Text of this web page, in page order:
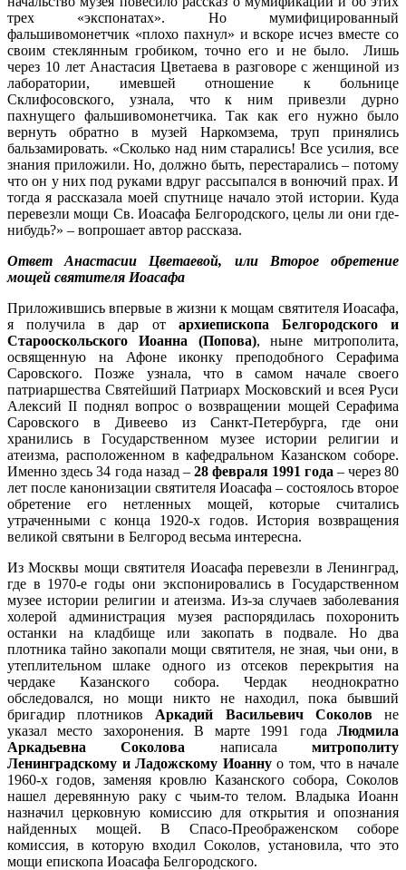
трех «экспонатах». Но мумифицированный
фальшивомонетчик «плохо пахнул» и вскоре исчез вместе со
своим стеклянным гробиком, точно его и не было. Лишь
через 10 лет Анастасия Цветаева в разговоре с женщиной из
лаборатории, имевшей отношение к больнице
Склифосовского, узнала, что к ним привезли дурно
пахнущего фальшивомонетчика. Так как его нужно было
вернуть обратно в музей Наркомзема, труп принялись
бальзамировать. «Сколько над ним старались! Все усилия, все
знания приложили. Но, должно быть, перестарались – потому
что он у них под руками вдруг рассыпался в вонючий прах. И
тогда я рассказала моей спутнице начало этой истории. Куда
перевезли мощи Св. Иоасафа Белгородского, целы ли они где-
нибудь?» – вопрошает автор рассказа.
Ответ Анастасии Цветаевой, или Второе обретение
мощей святителя Иоасафа
Приложившись впервые в жизни к мощам святителя Иоасафа,
я получила в дар от архиепископа Белгородского и
Старооскольского Иоанна (Попова), ныне митрополита,
освященную на Афоне иконку преподобного Серафима
Саровского. Позже узнала, что в самом начале своего
патриаршества Святейший Патриарх Московский и всея Руси
Алексий II поднял вопрос о возвращении мощей Серафима
Саровского в Дивеево из Санкт-Петербурга, где они
хранились в Государственном музее истории религии и
атеизма, расположенном в кафедральном Казанском соборе.
Именно здесь 34 года назад – 28 февраля 1991 года – через 80
лет после канонизации святителя Иоасафа – состоялось второе
обретение его нетленных мощей, которые считались
утраченными с конца 1920-х годов. История возвращения
великой святыни в Белгород весьма интересна.
Из Москвы мощи святителя Иоасафа перевезли в Ленинград,
где в 1970-е годы они экспонировались в Государственном
музее истории религии и атеизма. Из-за случаев заболевания
холерой администрация музея распорядилась похоронить
останки на кладбище или закопать в подвале. Но два
плотника тайно закопали мощи святителя, не зная, чьи они, в
утеплительном шлаке одного из отсеков перекрытия на
чердаке Казанского собора. Чердак неоднократно
обследовался, но мощи никто не находил, пока бывший
бригадир плотников Аркадий Васильевич Соколовне
указал место захоронения. В марте 1991 года Людмила
Аркадьевна Соколова написаламитрополиту
Ленинградскому и Ладожскому Иоаннуо том, что в начале
1960-х годов, заменяя кровлю Казанского собора, Соколов
нашел деревянную раку с чьим-то телом. Владыка Иоанн
назначил церковную комиссию для открытия и опознания
найденных мощей. В Спасо-Преображенском соборе
комиссия, в которую входил Соколов, установила, что это
мощи епископа Иоасафа Белгородского.